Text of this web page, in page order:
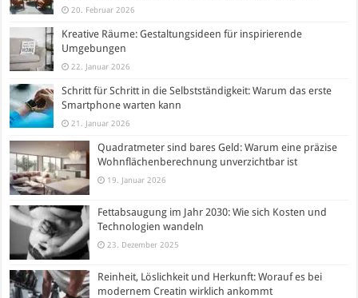
20. Februar 2026
Kreative Räume: Gestaltungsideen für inspirierende
Umgebungen
22. Januar 2026
Schritt für Schritt in die Selbstständigkeit: Warum das erste
Smartphone warten kann
21. Januar 2026
Quadratmeter sind bares Geld: Warum eine präzise
Wohnflächenberechnung unverzichtbar ist
19. Januar 2026
Fettabsaugung im Jahr 2030: Wie sich Kosten und
Technologien wandeln
23. Dezember 2025
Reinheit, Löslichkeit und Herkunft: Worauf es bei
modernem Creatin wirklich ankommt